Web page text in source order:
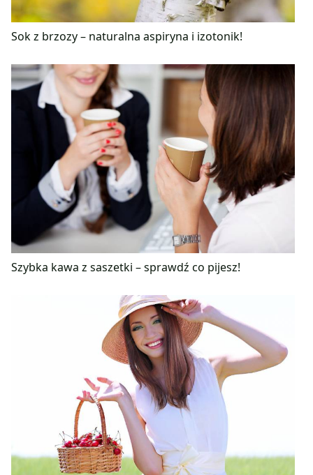
Sok z brzozy – naturalna aspiryna i izotonik!
Szybka kawa z saszetki – sprawdź co pijesz!